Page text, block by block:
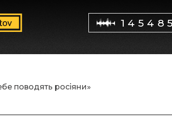
145485
поводять росіяни»